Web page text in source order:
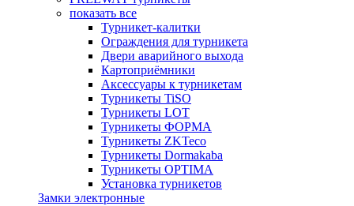
показать все
Турникет-калитки
Ограждения для турникета
Двери аварийного выхода
Картоприёмники
Аксессуары к турникетам
Турникеты TiSO
Турникеты LOT
Турникеты ФОРМА
Турникеты ZKTeco
Турникеты Dormakaba
Турникеты OPTIMA
Установка турникетов
Замки электронные